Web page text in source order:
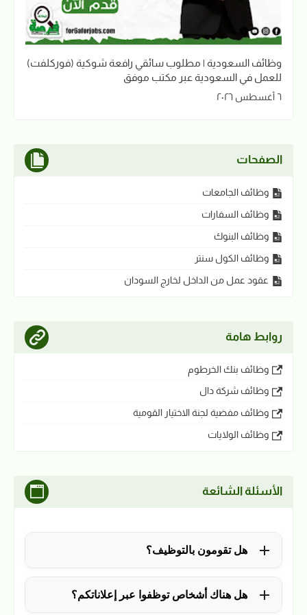
وظائف السعودية | مطلوب سائقي رافعة شوكية (فوركلفت)
للعمل في السعودية عبر مكتب موفق
٦ أغسطس ٢٠٢٦
الصفحات
وظائف الجامعات
وظائف السفارات
وظائف البنوك
وظائف الكول سنتر
عقود عمل من الداخل لخارج السودان
روابط هامة
وظائف بنك الخرطوم
وظائف شركة دال
وظائف مفضية لجنة الاختيار القومية
وظائف الولايات
الأسئلة الشائعة
هل تقومون بالتوظيف؟
للأسف لا، في الوقت الحالي نقوم فقط بنشر الوظائف
المتاحة.هل هناك أشخاص توظفوا عبر إعلاناتكم؟